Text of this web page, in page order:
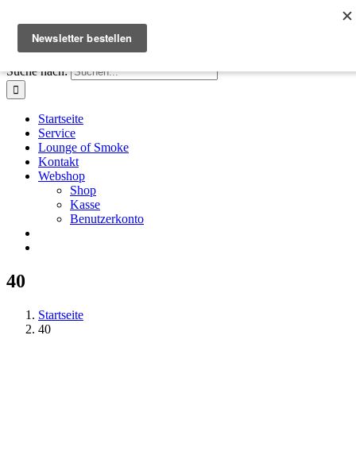
FacebookInstagramXE-Mail
+41 61 411 28 66|info@houseofsmoke.ch
Suche nach:
Startseite
Service
Lounge of Smoke
Kontakt
Webshop
Shop
Kasse
Benutzerkonto
40
Startseite
40